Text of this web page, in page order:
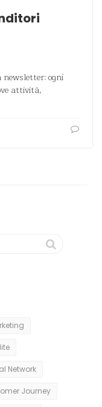
newsletter: ogni
attività,
Network
Journey